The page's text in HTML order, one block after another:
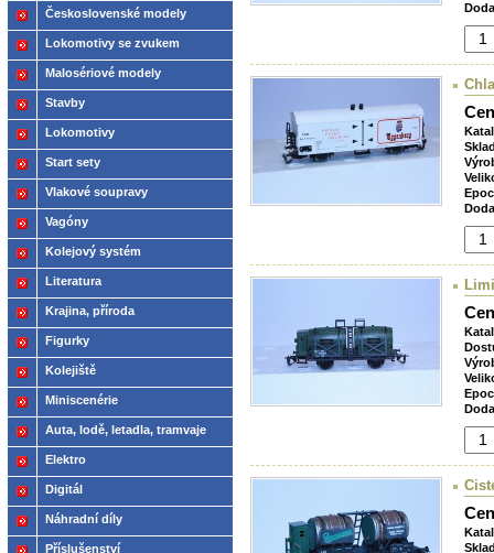
2021
Československé modely
ČSD,ČD
Lokomotivy se zvukem
Malosériové modely
Stavby
Lokomotivy
Start sety
Vlakové soupravy
Vagóny
Kolejový systém
Literatura
Krajina, příroda
Figurky
Kolejiště
Miniscenérie
Auta, lodě, letadla, tramvaje
Elektro
Digitál
Náhradní díly
Příslušenství